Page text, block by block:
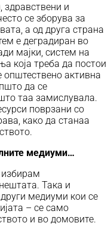
здравствени и
се зборува за
а од друга страна
е деградиран во
мајки, систем на
која треба да постои
активна
да се
таа замислувала.
поврзани со
како да станаа
медиуми…
Така и
медиуми кои се
– се само
и во домовите.